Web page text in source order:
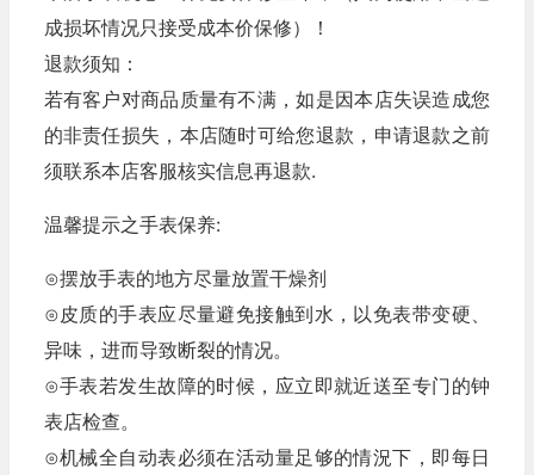
成损坏情况只接受成本价保修）！
退款须知：
若有客户对商品质量有不满，如是因本店失误造成您
的非责任损失，本店随时可给您退款，申请退款之前
须联系本店客服核实信息再退款.
温馨提示之手表保养:
⊙摆放手表的地方尽量放置干燥剂
⊙皮质的手表应尽量避免接触到水，以免表带变硬、
异味，进而导致断裂的情况。
⊙手表若发生故障的时候，应立即就近送至专门的钟
表店检查。
⊙机械全自动表必须在活动量足够的情況下，即每日